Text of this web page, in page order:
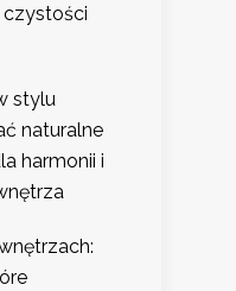
stylu
naturalne
harmonii i